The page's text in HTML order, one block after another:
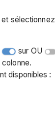
sélectionnez
sur OU
disponibles :